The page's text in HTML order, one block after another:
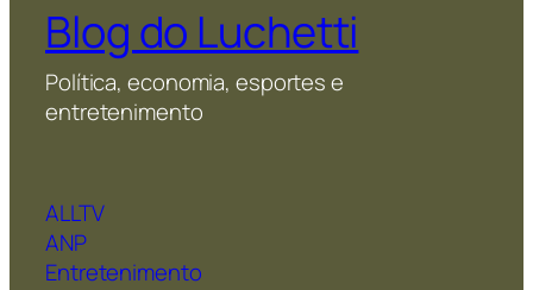
Blog do Luchetti
Política, economia, esportes e
entretenimento
ALLTV
ANP
Entretenimento